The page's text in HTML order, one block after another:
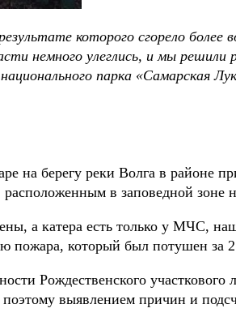
которого сгорело более
немного улеглись, и мы решили
парка «Самарская
на берегу реки Волга в районе
в заповедной зоне
а катера есть только у МЧС,
пожара, который был потушен за 2
Рождественского
выявлением причин и